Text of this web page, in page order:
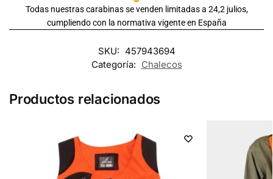
Todas nuestras carabinas se venden limitadas a 24,2 julios,
cumpliendo con la normativa vigente en España
SKU: 457943694
Categoría: Chalecos
Productos relacionados